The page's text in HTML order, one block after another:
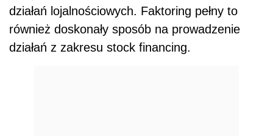
działań lojalnościowych. Faktoring pełny to
również doskonały sposób na prowadzenie
działań z zakresu stock financing.